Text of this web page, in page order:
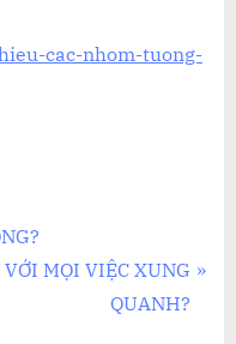
cac-nhom-tuong-
MỌI VIỆC XUNG
QUANH?